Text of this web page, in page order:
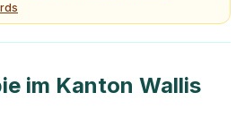
im Kanton Wallis